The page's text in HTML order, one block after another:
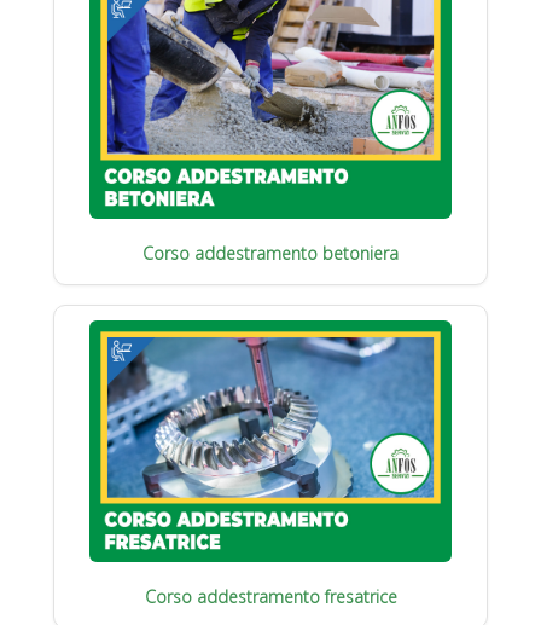
Corso addestramento betoniera
Corso addestramento fresatrice